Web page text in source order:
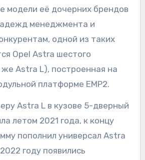
модели её дочерних брендов
менеджмента и
одной из таких
Opel Astra шестого
Astra L), построенная на
платформе EMP2.
Astra L в кузове 5-дверный
летом 2021 года, к концу
пополнил универсал Astra
году появились